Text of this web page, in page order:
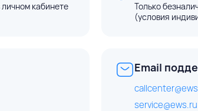
кабинете
Только
(условия
Email
service@ews.ru